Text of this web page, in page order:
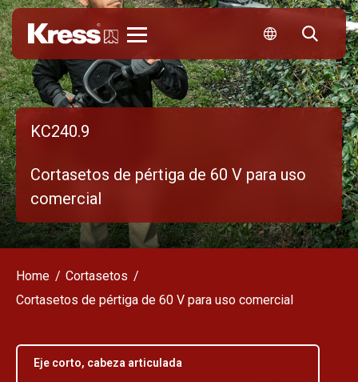
KC240.9
Cortasetos de pértiga de 60 V para uso
comercial
Home
Cortasetos
Cortasetos de pértiga de 60 V para uso comercial
Eje corto, cabeza articulada